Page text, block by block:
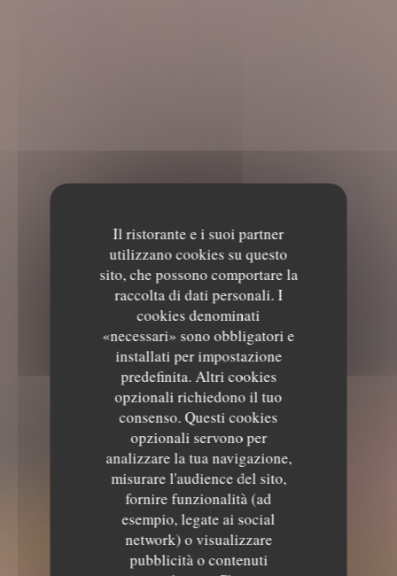
Il ristorante e i suoi partner
utilizzano cookies su questo
sito, che possono comportare la
raccolta di dati personali. I
cookies denominati
«necessari» sono obbligatori e
installati per impostazione
predefinita. Altri cookies
opzionali richiedono il tuo
consenso. Questi cookies
opzionali servono per
analizzare la tua navigazione,
misurare l'audience del sito,
fornire funzionalità (ad
esempio, legate ai social
network) o visualizzare
pubblicità o contenuti